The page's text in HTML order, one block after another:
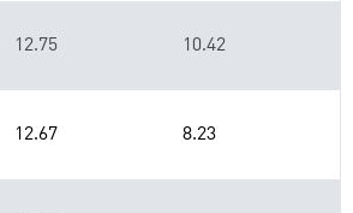
12.75 10.42
12.67 8.23